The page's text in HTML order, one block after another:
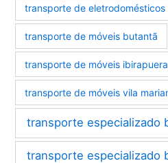
transporte de eletrodomésticos
transporte de móveis butantã
transporte de móveis ibirapuera
transporte de móveis vila
transporte especializado
transporte especializado